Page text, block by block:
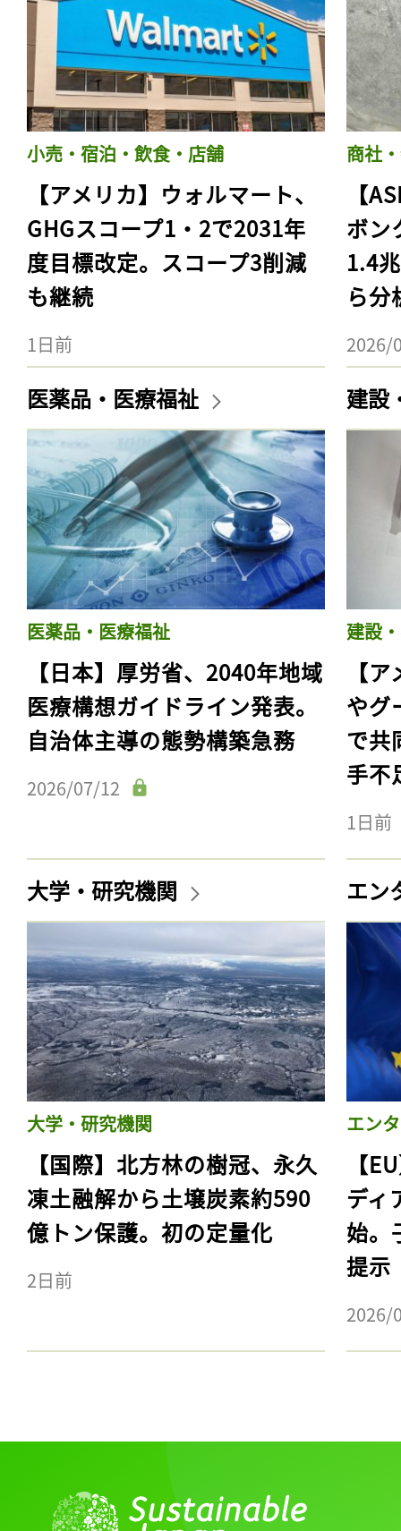
小売・宿泊・飲食・店舗
【アメリカ】ウォルマート、
GHGスコープ1・2で2031年
度目標改定。スコープ3削減
も継続
1日前
商社
【
ボン
1.4
ら分
2026/
医薬品・医療福祉
医薬品・医療福祉
【日本】厚労省、2040年地域
医療構想ガイドライン発表。
自治体主導の態勢構築急務
2026/07/12
建設
建設
【
やグ
で共
手不
1日前
大学・研究機関
大学・研究機関
【国際】北方林の樹冠、永久
凍土融解から土壌炭素約590
億トン保護。初の定量化
2日前
エン
エン
【
ディ
始。
提示
2026/